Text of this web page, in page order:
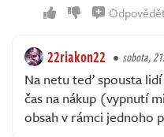
22riakon22 sobota,
Na netu teď spousta
čas na nákup (vypnutí
obsah v rámci jednoho